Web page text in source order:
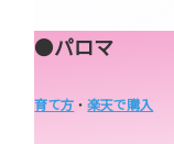
●パロマ
育て方 ・楽天で購入